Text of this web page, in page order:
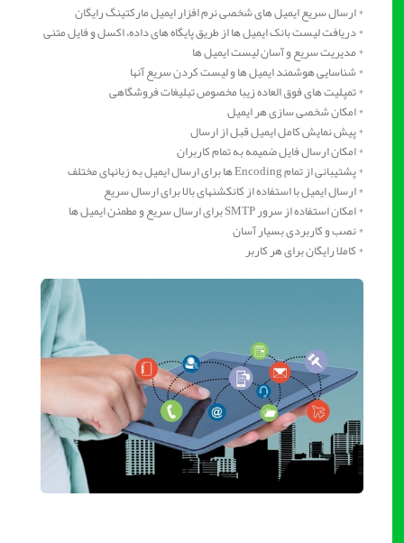
* ارسال سریع ایمیل های شخصی نرم افزار ایمیل مارکتینگ رایگان
* دریافت لیست بانک ایمیل ها از طریق پایگاه های داده، اکسل و فایل متنی
* مدیریت سریع و آسان لیست ایمیل ها
* شناسایی هوشمند ایمیل ها و لیست کردن سریع آنها
* تمپلیت های فوق العاده زیبا مخصوص تبلیغات فروشگاهی
* امکان شخصی سازی هر ایمیل
* پیش نمایش کامل ایمیل قبل از ارسال
* امکان ارسال فایل ضمیمه به تمام کاربران
* پشتیبانی از تمام Encoding ها برای ارسال ایمیل به زبانهای مختلف
* ارسال ایمیل با استفاده از کانکشنهای بالا برای ارسال سریع
* امکان استفاده از سرور SMTP برای ارسال سریع و مطمئن ایمیل ها
* نصب و کاربردی بسیار آسان
* کاملا رایگان برای هر کاربر